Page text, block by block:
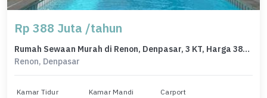
Rp 388 Juta /tahun
Rumah Sewaan Murah di Renon, Denpasar, 3 KT, Harga 388 Juta /tahun
Renon, Denpasar
Kamar Tidur Kamar Mandi Carport